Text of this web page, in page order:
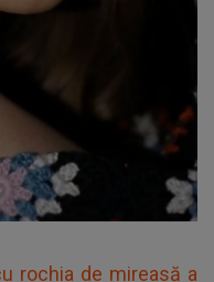
rochia de mireasă a